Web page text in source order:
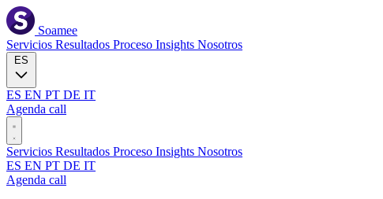
Soamee
Servicios Resultados Proceso Insights Nosotros
ES EN PT DE IT
Agenda call
Servicios Resultados Proceso Insights Nosotros
ES EN PT DE IT
Agenda call